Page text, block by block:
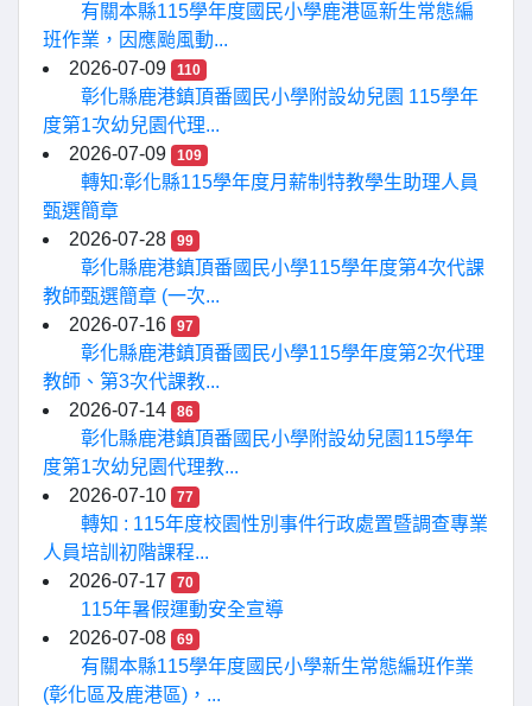
有關本縣115學年度國民小學鹿港區新生常態編
班作業，因應颱風動...
2026-07-09
110
彰化縣鹿港鎮頂番國民小學附設幼兒園 115學年
度第1次幼兒園代理...
2026-07-09
109
轉知:彰化縣115學年度月薪制特教學生助理人員
甄選簡章
2026-07-28
99
彰化縣鹿港鎮頂番國民小學115學年度第4次代課
教師甄選簡章 (一次...
2026-07-16
97
彰化縣鹿港鎮頂番國民小學115學年度第2次代理
教師、第3次代課教...
2026-07-14
86
彰化縣鹿港鎮頂番國民小學附設幼兒園115學年
度第1次幼兒園代理教...
2026-07-10
77
轉知 : 115年度校園性別事件行政處置暨調查專業
人員培訓初階課程...
2026-07-17
70
115年暑假運動安全宣導
2026-07-08
69
有關本縣115學年度國民小學新生常態編班作業
(彰化區及鹿港區)，...